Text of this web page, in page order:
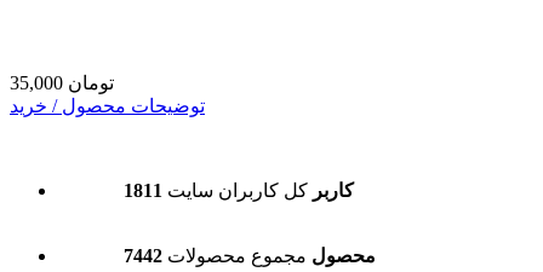
35,000 تومان
توضیحات محصول / خرید
1811 کاربر کل کاربران سایت
7442 محصول مجموع محصولات